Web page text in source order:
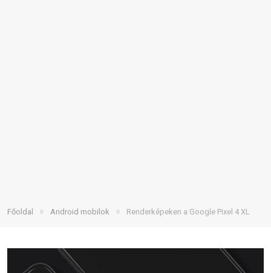
Főoldal » Android mobilok » Renderképeken a Google Pixel 4 XL